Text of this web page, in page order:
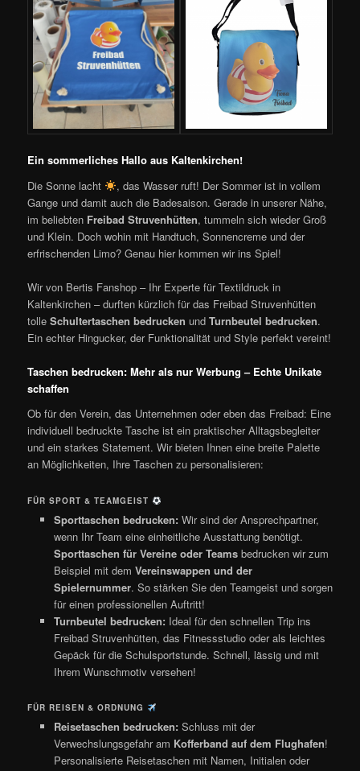
Ein sommerliches Hallo aus Kaltenkirchen!
Die Sonne lacht
, das Wasser ruft! Der Sommer ist in vollem
Gange und damit auch die Badesaison. Gerade in unserer Nähe,
im beliebten Freibad Struvenhütten, tummeln sich wieder Groß
und Klein. Doch wohin mit Handtuch, Sonnencreme und der
erfrischenden Limo? Genau hier kommen wir ins Spiel!
Wir von Bertis Fanshop – Ihr Experte für Textildruck in
Kaltenkirchen – durften kürzlich für das Freibad Struvenhütten
tolleSchultertaschen bedrucken undTurnbeutel bedrucken.
Ein echter Hingucker, der Funktionalität und Style perfekt vereint!
Taschen bedrucken: Mehr als nur Werbung – Echte Unikate
schaffen
Ob für den Verein, das Unternehmen oder eben das Freibad: Eine
individuell bedruckte Tasche ist ein praktischer Alltagsbegleiter
und ein starkes Statement. Wir bieten Ihnen eine breite Palette
an Möglichkeiten, Ihre Taschen zu personalisieren:
FÜR SPORT & TEAMGEIST
Sporttaschen bedrucken: Wir sind der Ansprechpartner,
wenn Ihr Team eine einheitliche Ausstattung benötigt.
Sporttaschen für Vereine oder Teamsbedrucken wir zum
Beispiel mit dem Vereinswappen und der
Spielernummer. So stärken Sie den Teamgeist und sorgen
für einen professionellen Auftritt!
Turnbeutel bedrucken: Ideal für den schnellen Trip ins
Freibad Struvenhütten, das Fitnessstudio oder als leichtes
Gepäck für die Schulsportstunde. Schnell, lässig und mit
Ihrem Wunschmotiv versehen!
FÜR REISEN & ORDNUNG
Reisetaschen bedrucken: Schluss mit der
Verwechslungsgefahr am Kofferband auf dem Flughafen!
Personalisierte Reisetaschen mit Namen, Initialen oder